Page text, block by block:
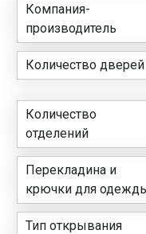
Компания-
производитель
Количество дверей
Количество
отделений
Перекладина и
крючки для
Тип открывания